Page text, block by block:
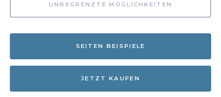
UNBEGRENZTE MÖGLICHKEITEN
SEITEN BEISPIELE
JETZT KAUFEN